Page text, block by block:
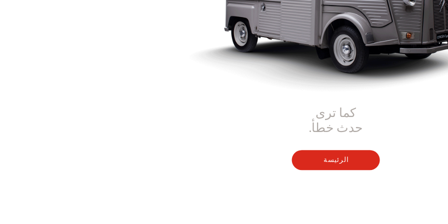
كما ترى
حدث خطأ.
الرئيسة